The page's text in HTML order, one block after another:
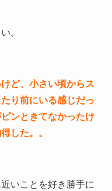
。
ど、小さい頃からス
り前にいる感じだっ
ンときてなかったけ
した。。
いことを好き勝手に